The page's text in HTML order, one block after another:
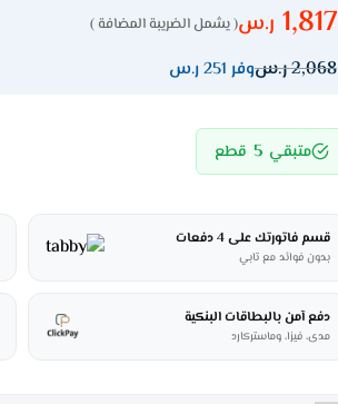
1,817 ر.س( يشمل الضريبة المضافة )
2,068ر.سوفر 251 ر.س
متبقي 5 قطع
قسم فاتورتك على 4 دفعات
بدون فوائد مع تابي
دفع آمن بالبطاقات البنكية
مدى، فيزا، وماستركارد